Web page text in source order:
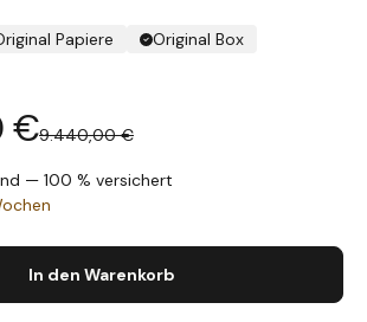
Papiere
Original Box
€9.440,00 €
— 100 % versichert
In den Warenkorb